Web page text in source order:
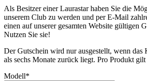
Als Besitzer einer Laurastar haben Sie die
unserem Club zu werden und per E-Mail
einen auf unserer gesamten Website gültigen
Nutzen Sie sie!
Der Gutschein wird nur ausgestellt, wenn das
als sechs Monate zurück liegt. Pro Produkt
Modell*